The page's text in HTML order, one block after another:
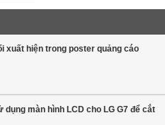
xuất hiện trong poster quảng cáo
dụng màn hình LCD cho LG G7 để cắt